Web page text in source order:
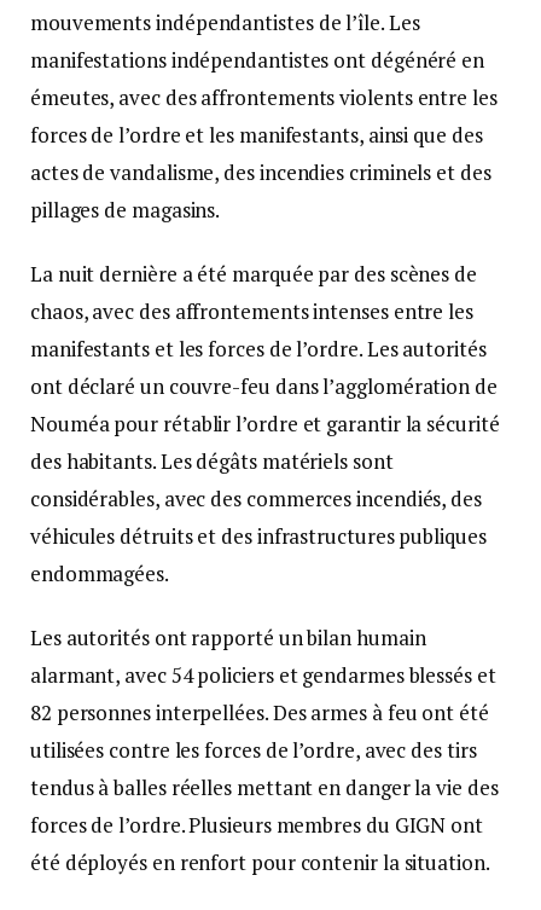
mouvements indépendantistes de l’île. Les
manifestations indépendantistes ont dégénéré en
émeutes, avec des affrontements violents entre les
forces de l’ordre et les manifestants, ainsi que des
actes de vandalisme, des incendies criminels et des
pillages de magasins.
La nuit dernière a été marquée par des scènes de
chaos, avec des affrontements intenses entre les
manifestants et les forces de l’ordre. Les autorités
ont déclaré un couvre-feu dans l’agglomération de
Nouméa pour rétablir l’ordre et garantir la sécurité
des habitants. Les dégâts matériels sont
considérables, avec des commerces incendiés, des
véhicules détruits et des infrastructures publiques
endommagées.
Les autorités ont rapporté un bilan humain
alarmant, avec 54 policiers et gendarmes blessés et
82 personnes interpellées. Des armes à feu ont été
utilisées contre les forces de l’ordre, avec des tirs
tendus à balles réelles mettant en danger la vie des
forces de l’ordre. Plusieurs membres du GIGN ont
été déployés en renfort pour contenir la situation.